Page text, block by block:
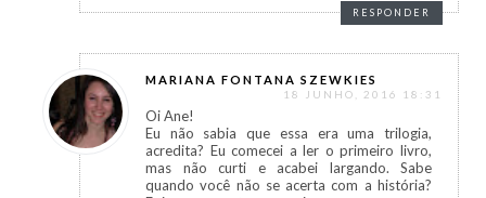
RESPONDER
MARIANA FONTANA SZEWKIES
18 JUNHO, 2016 18:31
Oi Ane!
Eu não sabia que essa era uma trilogia,
acredita? Eu comecei a ler o primeiro livro,
mas não curti e acabei largando. Sabe
quando você não se acerta com a história?